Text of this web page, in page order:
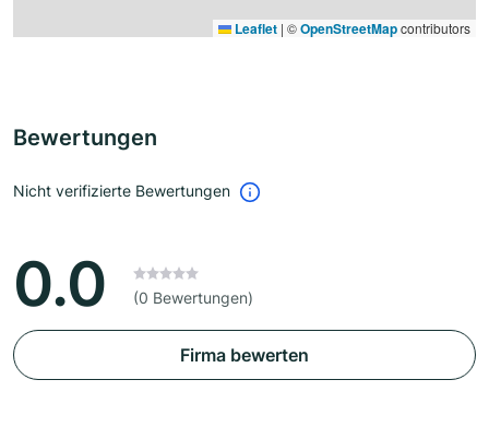
Leaflet | ©OpenStreetMapcontributors
Bewertungen
Nicht verifizierte Bewertungen
0.0 (0 Bewertungen)
Firma bewerten